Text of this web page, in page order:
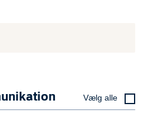
Vælg alle